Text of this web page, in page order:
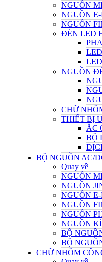
NGUỒN
NGUỒN E-
NGUỒN
ĐÈN LED
NGUỒN
CHỮ
THIẾT BỊ
ẮC
BỘ
BỘ NGUỒN AC/
Quay về
NGUỒN
NGUỒN
NGUỒN E-
NGUỒN
NGUỒN
NGUỒN
BỘ
BỘ
CHỮ NHÔM